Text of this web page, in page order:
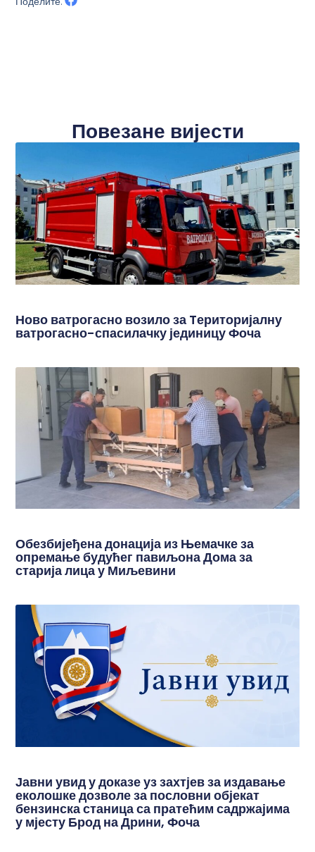
Повезане вијести
Ново ватрогасно возило за Tериторијалну
ватрогасно-спасилачку јединицу Фоча
Обезбијеђена донација из Њемачке за
опремање будућег павиљона Дома за
старија лица у Миљевини
Јавни увид у доказе уз захтјев за издавање
еколошке дозволе за пословни објекат
бензинска станица са пратећим садржајима
у мјесту Брод на Дрини, Фоча